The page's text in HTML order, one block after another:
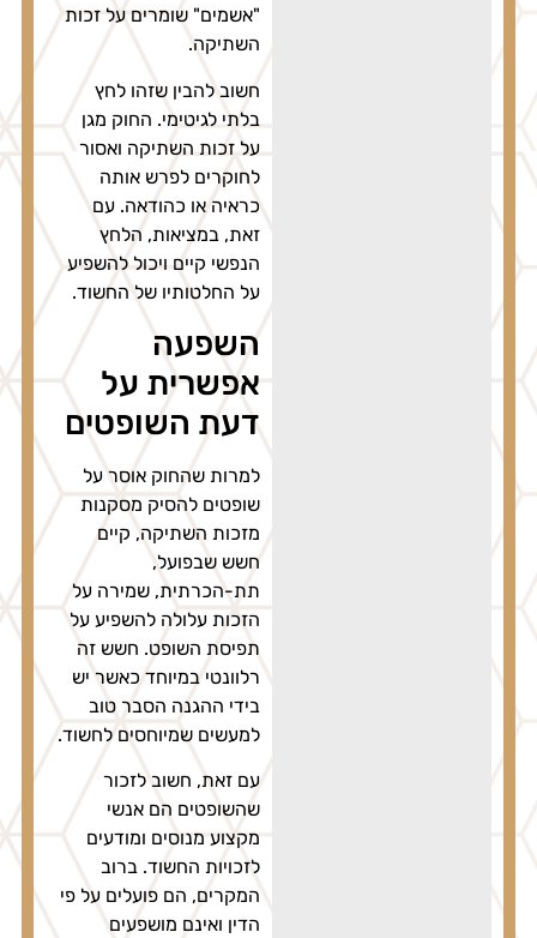
"אשמים" שומרים על זכות
השתיקה.
חשוב להבין שזהו לחץ
בלתי לגיטימי. החוק מגן
על זכות השתיקה ואסור
לחוקרים לפרש אותה
כראיה או כהודאה. עם
זאת, במציאות, הלחץ
הנפשי קיים ויכול להשפיע
על החלטותיו של החשוד.
השפעה
אפשרית על
דעת השופטים
למרות שהחוק אוסר על
שופטים להסיק מסקנות
מזכות השתיקה, קיים
חשש שבפועל,
תת-הכרתית, שמירה על
הזכות עלולה להשפיע על
תפיסת השופט. חשש זה
רלוונטי במיוחד כאשר יש
בידי ההגנה הסבר טוב
למעשים שמיוחסים לחשוד.
עם זאת, חשוב לזכור
שהשופטים הם אנשי
מקצוע מנוסים ומודעים
לזכויות החשוד. ברוב
המקרים, הם פועלים על פי
הדין ואינם מושפעים